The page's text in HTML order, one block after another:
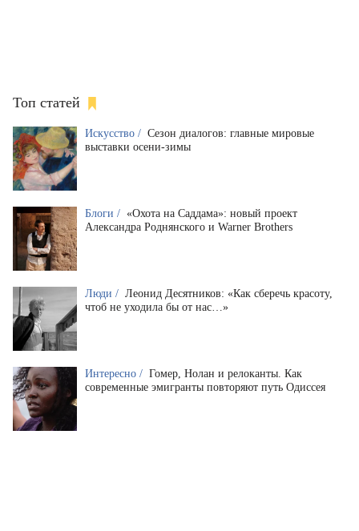
Топ статей
Искусство / Сезон диалогов: главные мировые
выставки осени-зимы
Блоги / «Охота на Саддама»: новый проект
Александра Роднянского и Warner Brothers
Люди / Леонид Десятников: «Как сберечь красоту,
чтоб не уходила бы от нас…»
Интересно / Гомер, Нолан и релоканты. Как
современные эмигранты повторяют путь Одиссея